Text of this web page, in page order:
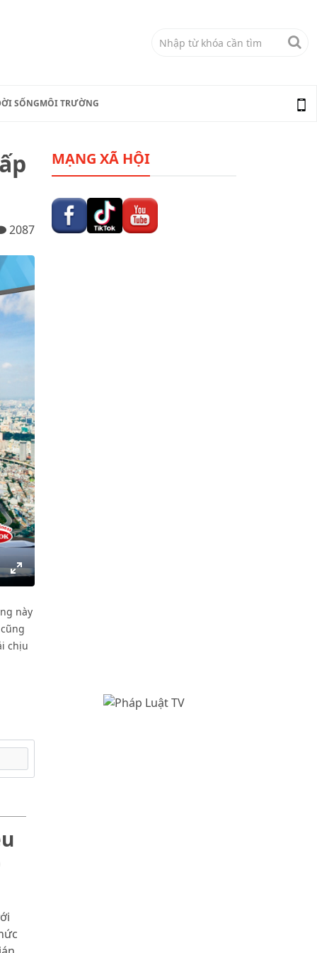
SỐNGMÔI TRƯỜNG
2087
Enter
này
chịu
MẠNG XÃ HỘI